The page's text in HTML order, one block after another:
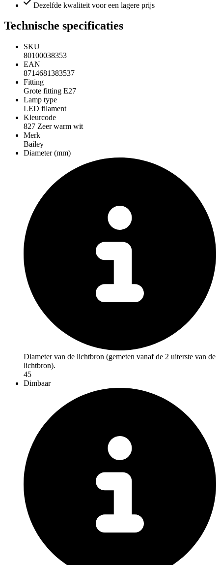
Dezelfde kwaliteit voor een lagere prijs
Technische specificaties
SKU
80100038353
EAN
8714681383537
Fitting
Grote fitting E27
Lamp type
LED filament
Kleurcode
827 Zeer warm wit
Merk
Bailey
Diameter (mm)
Diameter van de lichtbron (gemeten vanaf de 2 uiterste van de
lichtbron).
45
Dimbaar